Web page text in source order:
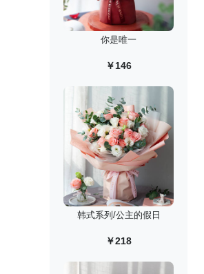
你是唯一
￥146
韩式系列/公主的假日
￥218